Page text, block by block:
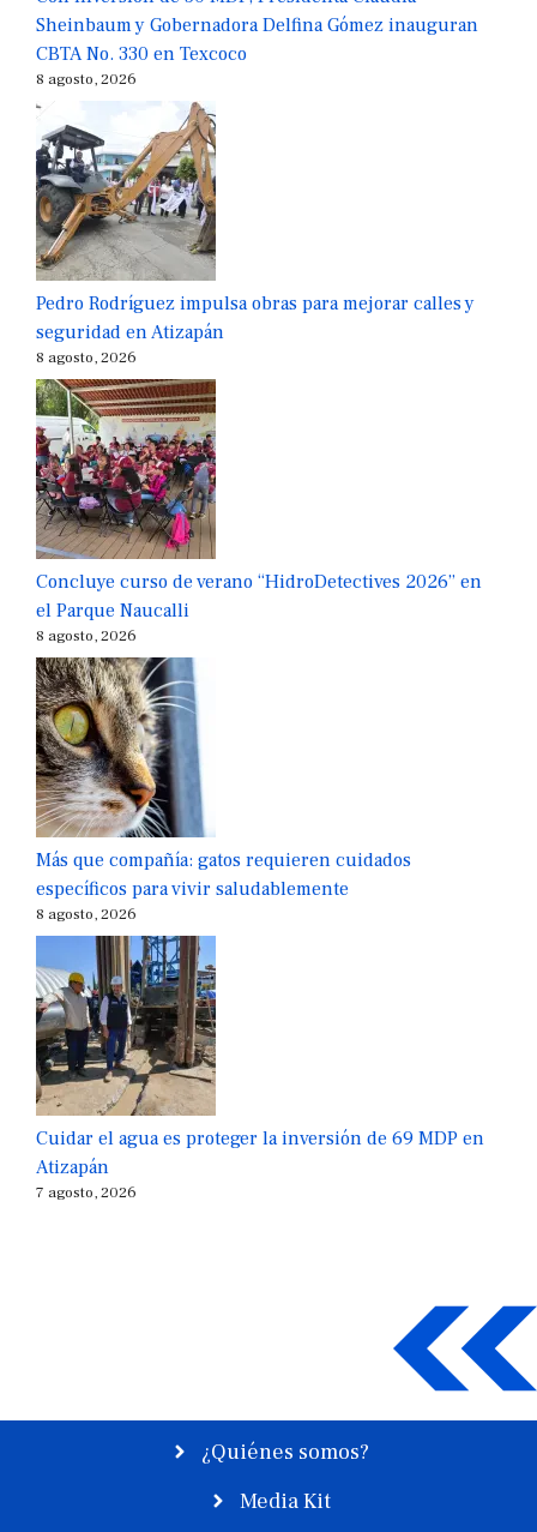
Sheinbaum y Gobernadora Delfina Gómez inauguran
CBTA No. 330 en Texcoco
8 agosto, 2026
Pedro Rodríguez impulsa obras para mejorar calles y
seguridad en Atizapán
8 agosto, 2026
Concluye curso de verano “HidroDetectives 2026” en
el Parque Naucalli
8 agosto, 2026
Más que compañía: gatos requieren cuidados
específicos para vivir saludablemente
8 agosto, 2026
Cuidar el agua es proteger la inversión de 69 MDP en
Atizapán
7 agosto, 2026
¿Quiénes somos?
Media Kit